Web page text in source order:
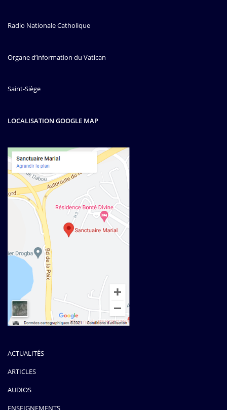
Radio Nationale Catholique
Organe d’information du Vatican
Saint-Siège
LOCALISATION GOOGLE MAP
ACTUALITÉS
ARTICLES
AUDIOS
ENSEIGNEMENTS